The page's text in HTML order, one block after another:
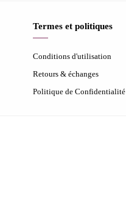
Termes et politiques
Conditions d'utilisation
Retours & échanges
Politique de Confidentialité